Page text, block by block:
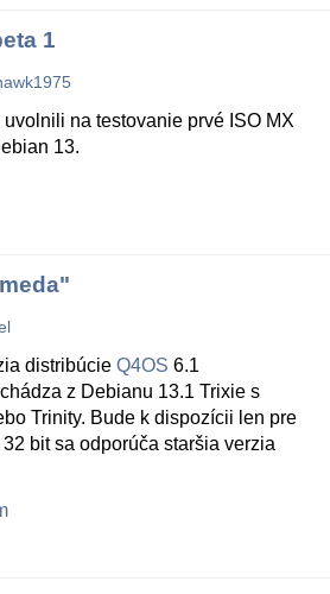
1
na testovanie prvé ISO MX
13.
distribúcie Q4OS 6.1
z Debianu 13.1 Trixie s
Trinity. Bude k dispozícii len pre
bit sa odporúča staršia verzia